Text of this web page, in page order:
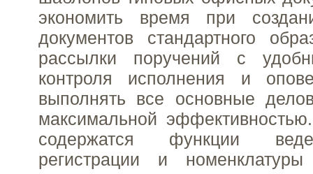
экономить время при
документов стандартного
рассылки поручений с
контроля исполнения и
выполнять все основные
максимальной
содержатся функции
регистрации и